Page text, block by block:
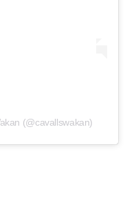
(@cavallswakan)